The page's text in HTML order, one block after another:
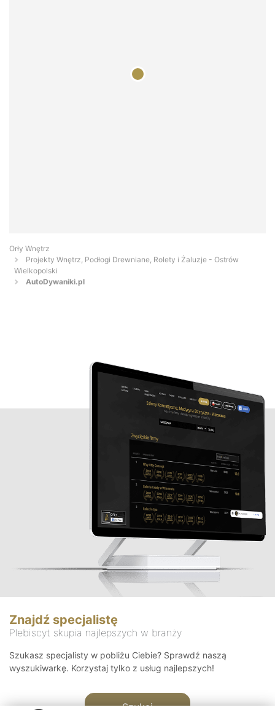
Orły Wnętrz
Projekty Wnętrz, Podłogi Drewniane, Rolety i Żaluzje - Ostrów
Wielkopolski
AutoDywaniki.pl
Znajdź specjalistę
Plebiscyt skupia najlepszych w branży
Szukasz specjalisty w pobliżu Ciebie? Sprawdź naszą
wyszukiwarkę. Korzystaj tylko z usług najlepszych!
Szukaj